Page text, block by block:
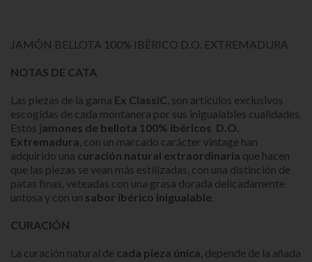
JAMÓN BELLOTA 100% IBÉRICO D.O. EXTREMADURA
NOTAS DE CATA
Las piezas de la gama Ex ClassiC , son artículos exclusivos
escogidas de cada montanera por sus inigualables cualidades.
Estos jamones de bellota 100% ibéricos D.O.
Extremadura , con un marcado carácter vintage han
adquirido una curación natural extraordinaria que hacen
que las piezas se vean más estilizadas, con una distinción de
patas finas, veteadas con una grasa dorada delicadamente
untosa y con un sabor ibérico inigualable
CURACIÓN
La curación natural de cada pieza única , depende de la añada